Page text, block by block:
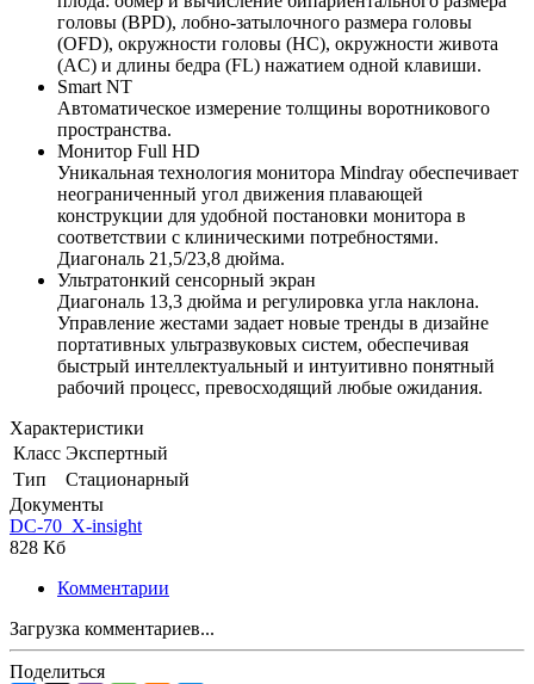
головы (BPD), лобно-затылочного размера головы
(OFD), окружности головы (HC), окружности живота
(AC) и длины бедра (FL) нажатием одной клавиши.
Smart NT
Автоматическое измерение толщины воротникового
пространства.
Монитор Full HD
Уникальная технология монитора Mindray обеспечивает
неограниченный угол движения плавающей
конструкции для удобной постановки монитора в
соответствии с клиническими потребностями.
Диагональ 21,5/23,8 дюйма.
Ультратонкий сенсорный экран
Диагональ 13,3 дюйма и регулировка угла наклона.
Управление жестами задает новые тренды в дизайне
портативных ультразвуковых систем, обеспечивая
быстрый интеллектуальный и интуитивно понятный
рабочий процесс, превосходящий любые ожидания.
Характеристики
Класс Экспертный
Тип
Стационарный
Документы
DC-70_X-insight
828 Кб
Комментарии
Загрузка комментариев...
Поделиться